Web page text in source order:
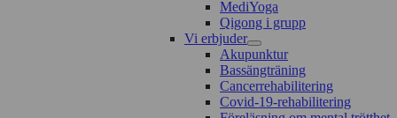
MediYoga
Qigong i grupp
Vi erbjuder
Akupunktur
Bassängträning
Cancerrehabilitering
Covid-19-rehabilitering